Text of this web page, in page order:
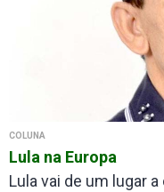
COLUNA
Lula na Europa
Lula vai de um lugar